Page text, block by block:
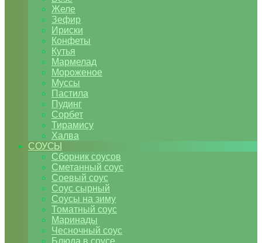
Желе
Зефир
Ириски
Конфеты
Кутья
Мармелад
Мороженое
Муссы
Пастила
Пудинг
Сорбет
Тирамису
Халва
СОУСЫ
Сборник соусов
Сметанный соус
Соевый соус
Соус сырный
Соусы на зиму
Томатный соус
Маринады
Чесночный соус
Блюда в соусе